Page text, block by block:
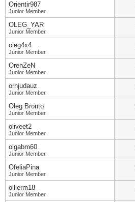
Orientir987
Junior Member
OLEG_YAR
Junior Member
oleg4x4
Junior Member
OrenZeN
Junior Member
orhjudauz
Junior Member
Oleg Bronto
Junior Member
oliveet2
Junior Member
olgabm60
Junior Member
OfeliaPina
Junior Member
ollierm18
Junior Member